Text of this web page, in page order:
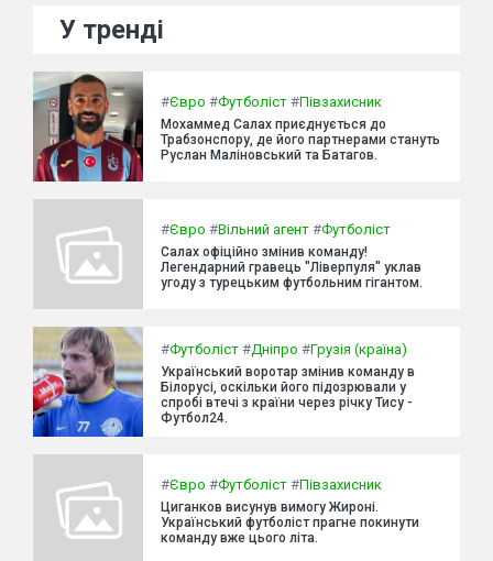
У тренді
#Євро #Футболіст #Півзахисник
Мохаммед Салах приєднується до
Трабзонспору, де його партнерами стануть
Руслан Маліновський та Батагов.
#Євро #Вільний агент #Футболіст
Салах офіційно змінив команду!
Легендарний гравець "Ліверпуля" уклав
угоду з турецьким футбольним гігантом.
#Футболіст #Дніпро #Грузія (країна)
Український воротар змінив команду в
Білорусі, оскільки його підозрювали у
спробі втечі з країни через річку Тису -
Футбол24.
#Євро #Футболіст #Півзахисник
Циганков висунув вимогу Жироні.
Український футболіст прагне покинути
команду вже цього літа.